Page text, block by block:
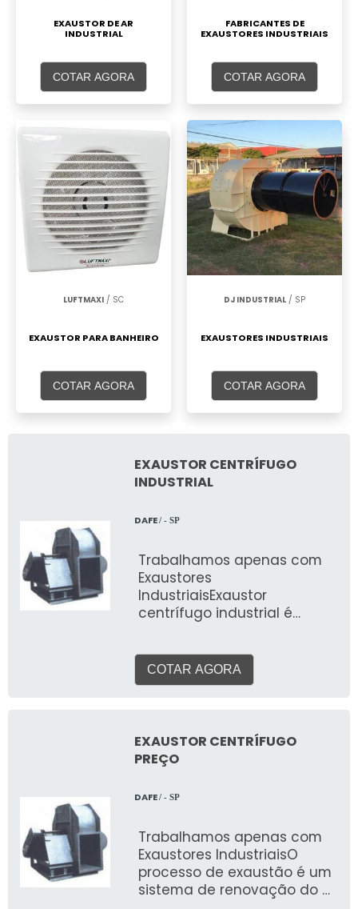
EXAUSTOR DE AR
INDUSTRIAL
COTAR AGORA
FABRICANTES DE
EXAUSTORES INDUSTRIAIS
COTAR AGORA
LUFTMAXI / SC
EXAUSTOR PARA BANHEIRO
COTAR AGORA
DJ INDUSTRIAL / SP
EXAUSTORES INDUSTRIAIS
COTAR AGORA
EXAUSTOR CENTRÍFUGO
INDUSTRIAL
DAFE/ - SP
Trabalhamos apenas com
Exaustores
IndustriaisExaustor
centrífugo industrial é
ventilação que requerem
maior pressão. Tanto
receber a instalação do
exaustor centrífugo, o
mesmo é adequado a
necessidade do ambiente
ao qual será instalado.
importantes Preço
acessível; Custo benefício;
Qualidade e suporte técnico
garantido; Entre outras
COTAR AGORA
EXAUSTOR CENTRÍFUGO
PREÇO
DAFE/ - SP
Trabalhamos apenas com
Exaustores IndustriaisO
processo de exaustão é um
sistema de renovação do ar